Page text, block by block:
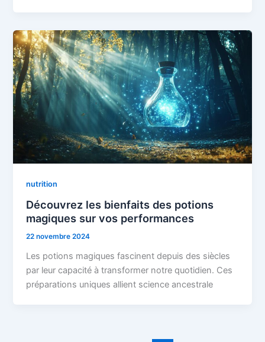
nutrition
Découvrez les bienfaits des potions
magiques sur vos performances
22 novembre 2024
Les potions magiques fascinent depuis des siècles
par leur capacité à transformer notre quotidien. Ces
préparations uniques allient science ancestrale